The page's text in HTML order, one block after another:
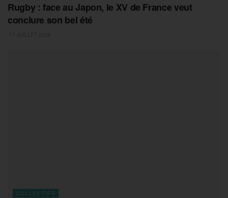
Rugby : face au Japon, le XV de France veut
conclure son bel été
COLLECTIFS